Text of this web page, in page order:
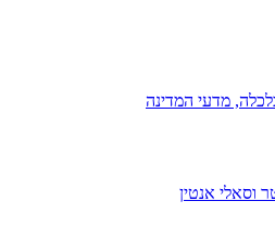
מדעי המדינה
וסאלי אנטין